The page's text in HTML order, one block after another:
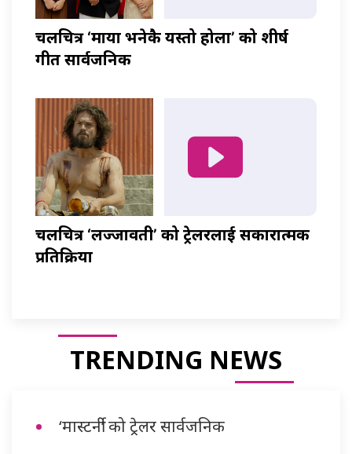
चलचित्र ‘माया भनेकै यस्तो होला’ को शीर्ष
गीत सार्वजनिक
चलचित्र ‘लज्जावती’ को ट्रेलरलाई सकारात्मक
प्रतिक्रिया
TRENDING NEWS
‘मास्टर्नी’ को ट्रेलर सार्वजनिक